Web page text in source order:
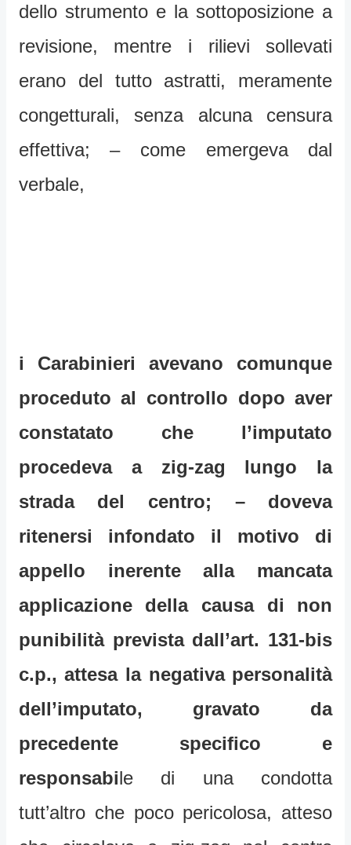
dello strumento e la sottoposizione a
revisione, mentre i rilievi sollevati
erano del tutto astratti, meramente
congetturali, senza alcuna censura
effettiva; – come emergeva dal
verbale,
i Carabinieri avevano comunque
proceduto al controllo dopo aver
constatato che l’imputato
procedeva a zig-zag lungo la
strada del centro; – doveva
ritenersi infondato il motivo di
appello inerente alla mancata
applicazione della causa di non
punibilità prevista dall’art. 131-bis
c.p., attesa la negativa personalità
dell’imputato, gravato da
precedente specifico e
responsabile di una condotta
tutt’altro che poco pericolosa, atteso